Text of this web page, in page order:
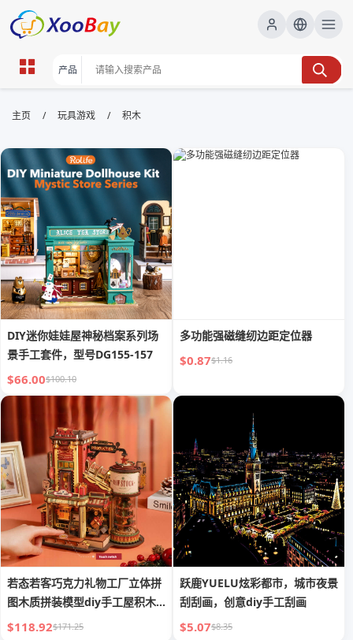
积木 | XOOBAY B2B/B2C Marketplace
积木相关产品购买指南搭建玩法及安全提示点
主页 / 玩具游戏 / 积木
DIY迷你娃娃屋神秘档案系列场
景手工套件，型号DG155-157
$66.00$100.10
多功能强磁缝纫边距定位器
$0.87$1.16
若态若客巧克力礼物工厂立体拼
图木质拼装模型diy手工屋积木
玩具
$118.92$171.25
跃鹿YUELU炫彩都市，城市夜景
刮刮画，创意diy手工刮画
$5.07$8.35